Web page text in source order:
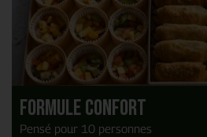
Formule Confort
Pensé pour 10 personnes